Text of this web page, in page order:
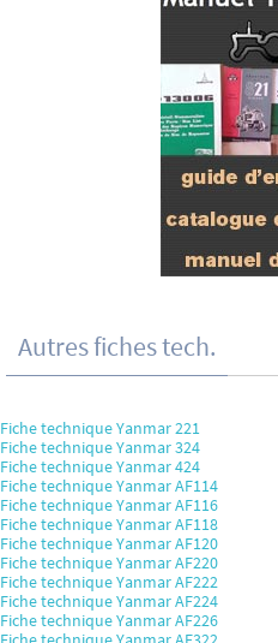
Autres fiches tech.
Fiche technique Yanmar 221
Fiche technique Yanmar 324
Fiche technique Yanmar 424
Fiche technique Yanmar AF114
Fiche technique Yanmar AF116
Fiche technique Yanmar AF118
Fiche technique Yanmar AF120
Fiche technique Yanmar AF220
Fiche technique Yanmar AF222
Fiche technique Yanmar AF224
Fiche technique Yanmar AF226